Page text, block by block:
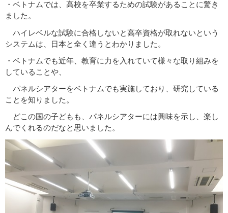
・ベトナムでは、高校を卒業するための試験があることに驚き
ました。
ハイレベルな試験に合格しないと高卒資格が取れないという
システムは、日本と全く違うとわかりました。
・ベトナムでも近年、教育に力を入れていて様々な取り組みを
していることや、
パネルシアターをベトナムでも実施しており、研究している
ことを知りました。
どこの国の子どもも、パネルシアターには興味を示し、楽し
んでくれるのだなと思いました。